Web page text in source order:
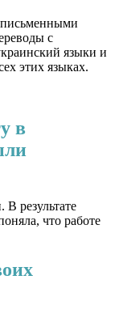
с
языки и
этих языках.
в
В результате
что работе